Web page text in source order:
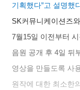
기획했다”고 설명했
SK커뮤니케이션즈
7월15일 이전부터
음원 공개 후 4일 뒤
영상을 만들도록 사
원작에 대한 최소한